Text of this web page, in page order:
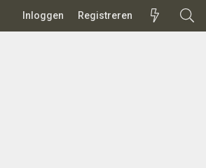
Inloggen Registreren